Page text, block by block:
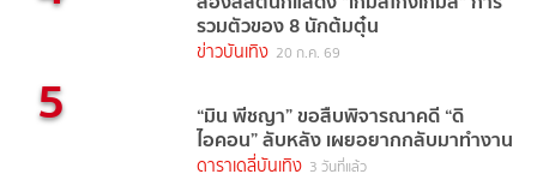
รวมตัวของ 8 นักต้มตุ๋น
ข่าวบันเทิง 20 ก.ค. 69
5 “มิน พีชญา” ขอสืบพิจารณาคดี “ดิ
ไอคอน” ลับหลัง เผยอยากกลับมาทำงาน
ดาราเดลี่บันเทิง 3 วันที่แล้ว